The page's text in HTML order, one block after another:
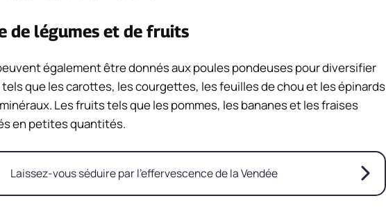
de légumes et de fruits
également être donnés aux poules pondeuses pour diversifier
que les carottes, les courgettes, les feuilles de chou et les épinards
Les fruits tels que les pommes, les bananes et les fraises
en petites quantités.
Laissez-vous séduire par l’effervescence de la Vendée